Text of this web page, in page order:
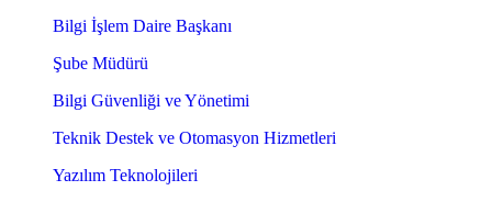
Bilgi İşlem Daire Başkanı
Şube Müdürü
Bilgi Güvenliği ve Yönetimi
Teknik Destek ve Otomasyon Hizmetleri
Yazılım Teknolojileri